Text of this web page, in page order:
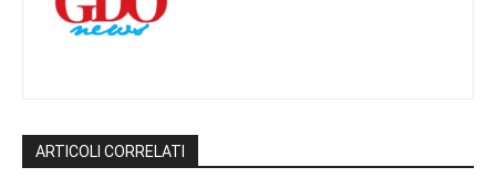
ARTICOLI CORRELATI